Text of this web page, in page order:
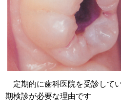
定期的に歯科医院を受診して
期検診が必要な理由です